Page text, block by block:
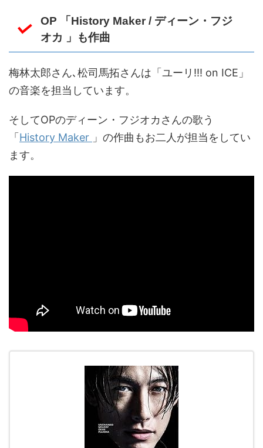
OP 「History Maker / ディーン・フジ
オカ 」も作曲
梅林太郎さん､松司馬拓さんは「ユーリ!!! on ICE」
の音楽を担当しています。
そしてOPのディーン・フジオカさんの歌う
「History Maker 」の作曲もお二人が担当をしてい
ます。